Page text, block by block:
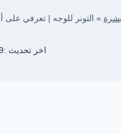
» التونر للوجه | تعرفي على
اخر تحديث :